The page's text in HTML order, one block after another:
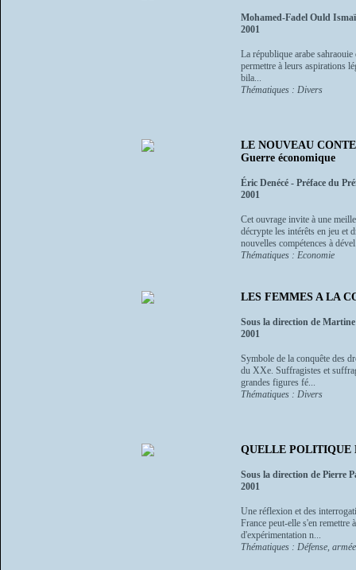
Mohamed-Fadel Ould
2001
La république arabe
permettre à leurs aspirations
bila...
Thématiques : Divers
LE NOUVEAU
Guerre économique
Éric Denécé - Préface du
2001
Cet ouvrage invite à une
décrypte les intérêts en jeu et
nouvelles compétences à
Thématiques : Economie
LES FEMMES A LA
Sous la direction de
2001
Symbole de la conquête des
du XXe. Suffragistes et
grandes figures fé...
Thématiques : Divers
QUELLE POLITIQUE
Sous la direction de Pierre
2001
Une réflexion et des
France peut-elle s'en
d'expérimentation n...
Thématiques : Défense,